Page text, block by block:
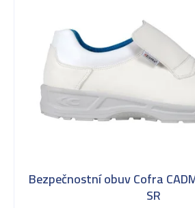
Bezpečnostní obuv Cofra
SR